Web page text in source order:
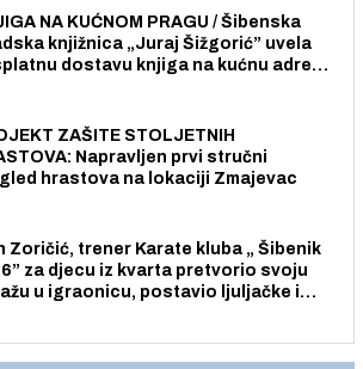
NA KUĆNOM PRAGU / Šibenska
knjižnica „Juraj Šižgorić” uvela
dostavu knjiga na kućnu adresu
ZAŠITE STOLJETNIH
Napravljen prvi stručni
hrastova na lokaciji Zmajevac
Zoričić, trener Karate kluba „ Šibenik
za djecu iz kvarta pretvorio svoju
u igraonicu, postavio ljuljačke i